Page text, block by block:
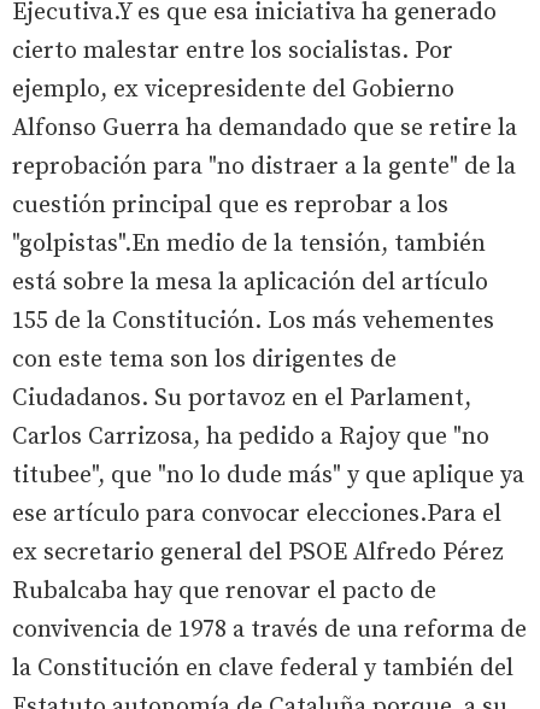
Ejecutiva.Y es que esa iniciativa ha generado
cierto malestar entre los socialistas. Por
ejemplo, ex vicepresidente del Gobierno
Alfonso Guerra ha demandado que se retire la
reprobación para "no distraer a la gente" de la
cuestión principal que es reprobar a los
"golpistas".En medio de la tensión, también
está sobre la mesa la aplicación del artículo
155 de la Constitución. Los más vehementes
con este tema son los dirigentes de
Ciudadanos. Su portavoz en el Parlament,
Carlos Carrizosa, ha pedido a Rajoy que "no
titubee", que "no lo dude más" y que aplique ya
ese artículo para convocar elecciones.Para el
ex secretario general del PSOE Alfredo Pérez
Rubalcaba hay que renovar el pacto de
convivencia de 1978 a través de una reforma de
la Constitución en clave federal y también del